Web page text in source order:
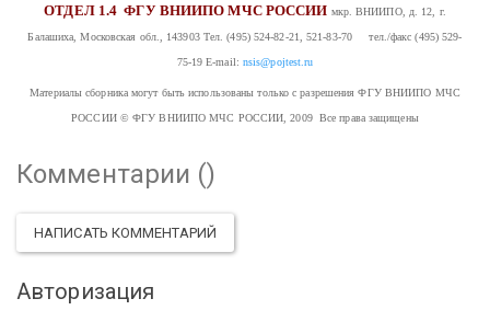
ОТДЕЛ 1.4ФГУ ВНИИПО МЧС РОССИИ мкр. ВНИИПО, д. 12, г.
Балашиха, Московская обл., 143903Тел. (495) 524-82-21, 521-83-70 тел./факс (495) 529-
75-19 E-mail: nsis@pojtest.ru
Материалы сборника могут быть использованы только с разрешения ФГУ ВНИИПО МЧС
РОССИИ© ФГУ ВНИИПО МЧС РОССИИ, 2009 Все права защищены
Комментарии ()
НАПИСАТЬ КОММЕНТАРИЙ
Авторизация